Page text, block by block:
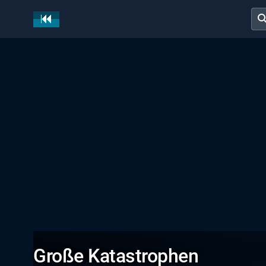
Große Katastrophen